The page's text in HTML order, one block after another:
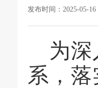
发布时间：2025-05-
为
系，